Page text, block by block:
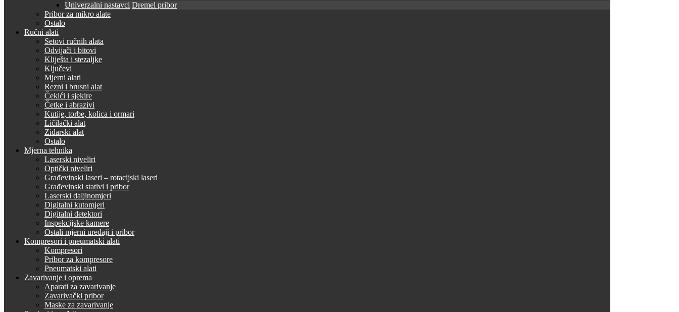
Univerzalni nastavci Dremel pribor
Pribor za mikro alate
Ostalo
Ručni alati
Setovi ručnih alata
Odvijači i bitovi
Kliješta i stezaljke
Ključevi
Mjerni alati
Rezni i brusni alat
Čekići i sjekire
Četke i abrazivi
Kutije, torbe, kolica i ormari
Ličilački alat
Zidarski alat
Ostalo
Mjerna tehnika
Laserski niveliri
Optički niveliri
Građevinski laseri – rotacijski laseri
Građevinski stativi i pribor
Laserski daljinomjeri
Digitalni kutomjeri
Digitalni detektori
Inspekcijske kamere
Ostali mjerni uređaji i pribor
Kompresori i pneumatski alati
Kompresori
Pribor za kompresore
Pneumatski alati
Zavarivanje i oprema
Aparati za zavarivanje
Zavarivački pribor
Maske za zavarivanje